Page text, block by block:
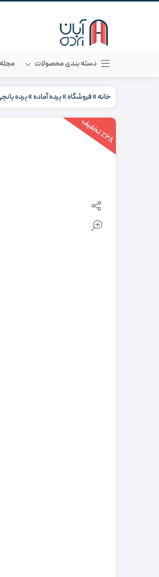
دسته بندی محصولات
خانه»فروشگاه»پرده آماده»پرده
٪2
8
ت
خ
ف
یف